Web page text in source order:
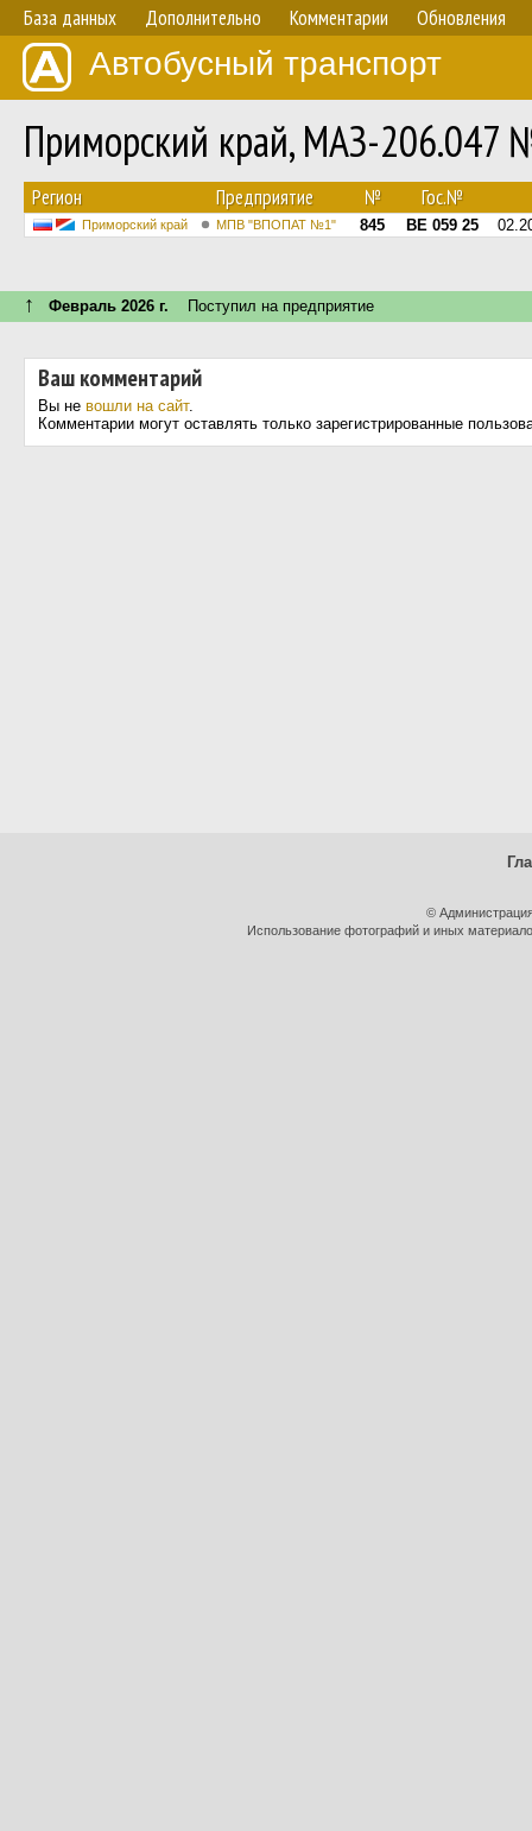
База данных Дополнительно Комментарии Обновления
Автобусный транспорт
Приморский край, МАЗ-206.047
Регион Предприятие № Гос.№
Приморский край МПВ "ВПОПАТ №1" 845 ВЕ 059 25
↑ Февраль 2026 г. Поступил на предприятие
Ваш комментарий
Вы не вошли на сайт.
Комментарии могут оставлять только зарегистрированные
©
Использование фотографий и иных